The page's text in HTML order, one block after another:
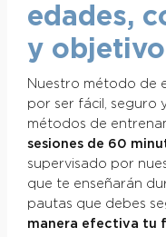
edades,
y
Nuestro método de
por ser fácil, seguro
métodos de
sesiones de 60
supervisado por
que te enseñarán
pautas que debes
manera efectiva tu